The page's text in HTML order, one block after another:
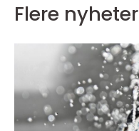
Flere nyheter